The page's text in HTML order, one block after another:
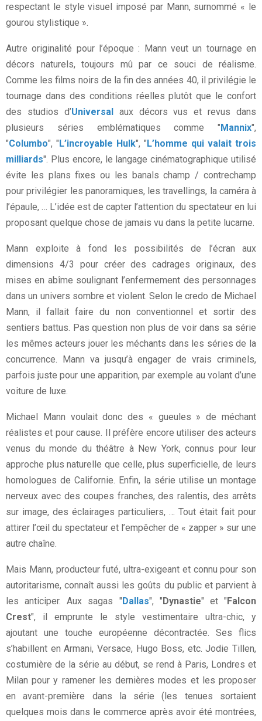
respectant le style visuel imposé par Mann, surnommé « le
gourou stylistique ».
Autre originalité pour l’époque : Mann veut un tournage en
décors naturels, toujours mû par ce souci de réalisme.
Comme les films noirs de la fin des années 40, il privilégie le
tournage dans des conditions réelles plutôt que le confort
des studios d’Universalaux décors vus et revus dans
plusieurs séries emblématiques comme "Mannix",
"Columbo", "L’incroyable Hulk", "L’homme qui valait trois
milliards". Plus encore, le langage cinématographique utilisé
évite les plans fixes ou les banals champ / contrechamp
pour privilégier les panoramiques, les travellings, la caméra à
l’épaule, … L’idée est de capter l’attention du spectateur en lui
proposant quelque chose de jamais vu dans la petite lucarne.
Mann exploite à fond les possibilités de l’écran aux
dimensions 4/3 pour créer des cadrages originaux, des
mises en abîme soulignant l’enfermement des personnages
dans un univers sombre et violent. Selon le credo de Michael
Mann, il fallait faire du non conventionnel et sortir des
sentiers battus. Pas question non plus de voir dans sa série
les mêmes acteurs jouer les méchants dans les séries de la
concurrence. Mann va jusqu’à engager de vrais criminels,
parfois juste pour une apparition, par exemple au volant d’une
voiture de luxe.
Michael Mann voulait donc des « gueules » de méchant
réalistes et pour cause. Il préfère encore utiliser des acteurs
venus du monde du théâtre à New York, connus pour leur
approche plus naturelle que celle, plus superficielle, de leurs
homologues de Californie. Enfin, la série utilise un montage
nerveux avec des coupes franches, des ralentis, des arrêts
sur image, des éclairages particuliers, … Tout était fait pour
attirer l’œil du spectateur et l’empêcher de « zapper » sur une
autre chaîne.
Mais Mann, producteur futé, ultra-exigeant et connu pour son
autoritarisme, connaît aussi les goûts du public et parvient à
les anticiper. Aux sagas "Dallas", "Dynastie" et "Falcon
Crest", il emprunte le style vestimentaire ultra-chic, y
ajoutant une touche européenne décontractée. Ses flics
s’habillent en Armani, Versace, Hugo Boss, etc. Jodie Tillen,
costumière de la série au début, se rend à Paris, Londres et
Milan pour y ramener les dernières modes et les proposer
en avant-première dans la série (les tenues sortaient
quelques mois dans le commerce après avoir été montrées,